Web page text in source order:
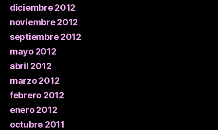
diciembre 2012
noviembre 2012
septiembre 2012
mayo 2012
abril 2012
marzo 2012
febrero 2012
enero 2012
octubre 2011